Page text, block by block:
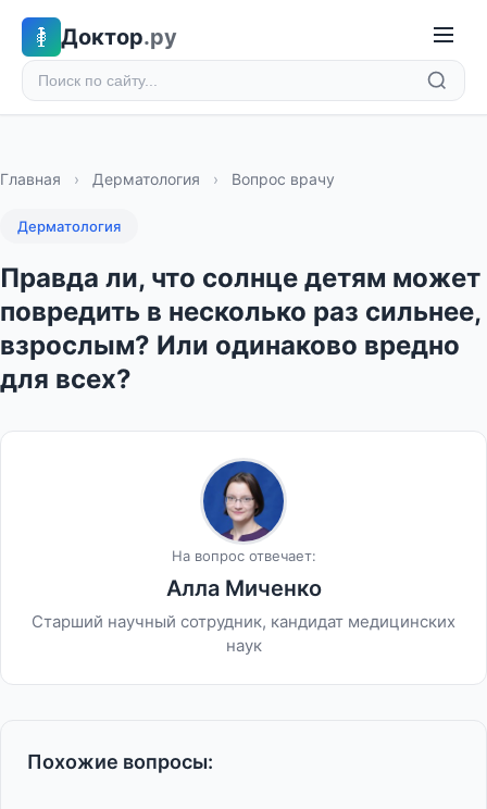
Доктор.ру
Главная › Дерматология › Вопрос врачу
Дерматология
Правда ли, что солнце детям может
повредить в несколько раз сильнее,
взрослым? Или одинаково вредно
для всех?
На вопрос отвечает:
Алла Миченко
Старший научный сотрудник, кандидат медицинских
наук
Похожие вопросы: